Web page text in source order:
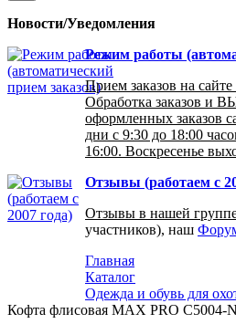
Новости/Уведомления
Режим работы
Прием заказов на сайте
Обработка заказов и
оформленных заказов
дни с 9:30 до 18:00
16:00. Воскресенье
Отзывы (работаем с
Отзывы в нашей
участников), наш
Главная
Каталог
Одежда и обувь для
Кофта флисовая MAX PRO C5004-